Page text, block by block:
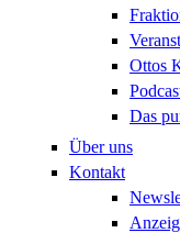
Ottos
Das
Über uns
Kontakt